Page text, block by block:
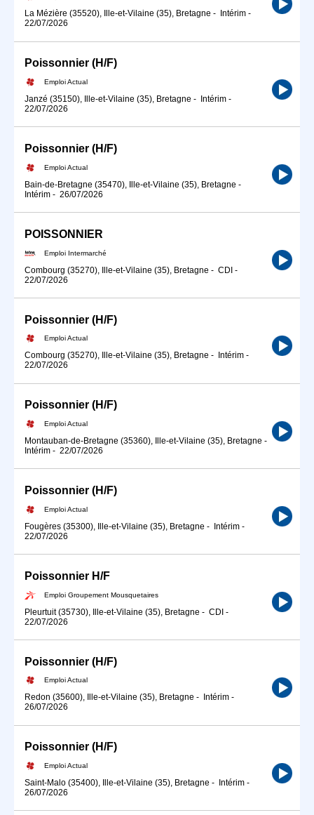
La Mézière (35520), Ille-et-Vilaine (35), Bretagne - Intérim -
22/07/2026
Poissonnier (H/F)
Emploi Actual
Janzé (35150), Ille-et-Vilaine (35), Bretagne - Intérim -
22/07/2026
Poissonnier (H/F)
Emploi Actual
Bain-de-Bretagne (35470), Ille-et-Vilaine (35), Bretagne -
Intérim - 26/07/2026
POISSONNIER
Emploi Intermarché
Combourg (35270), Ille-et-Vilaine (35), Bretagne - CDI -
22/07/2026
Poissonnier (H/F)
Emploi Actual
Combourg (35270), Ille-et-Vilaine (35), Bretagne - Intérim -
22/07/2026
Poissonnier (H/F)
Emploi Actual
Montauban-de-Bretagne (35360), Ille-et-Vilaine (35), Bretagne -
Intérim - 22/07/2026
Poissonnier (H/F)
Emploi Actual
Fougères (35300), Ille-et-Vilaine (35), Bretagne - Intérim -
22/07/2026
Poissonnier H/F
Emploi Groupement Mousquetaires
Pleurtuit (35730), Ille-et-Vilaine (35), Bretagne - CDI -
22/07/2026
Poissonnier (H/F)
Emploi Actual
Redon (35600), Ille-et-Vilaine (35), Bretagne - Intérim -
26/07/2026
Poissonnier (H/F)
Emploi Actual
Saint-Malo (35400), Ille-et-Vilaine (35), Bretagne - Intérim -
26/07/2026